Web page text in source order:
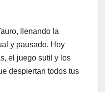
llenando la
y pausado. Hoy
el juego sutil y los
despiertan todos tus